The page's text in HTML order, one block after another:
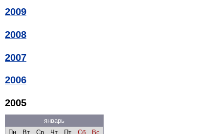
2009
2008
2007
2006
2005
январь
Пн
Вт Ср Чт Пт Сб Вс